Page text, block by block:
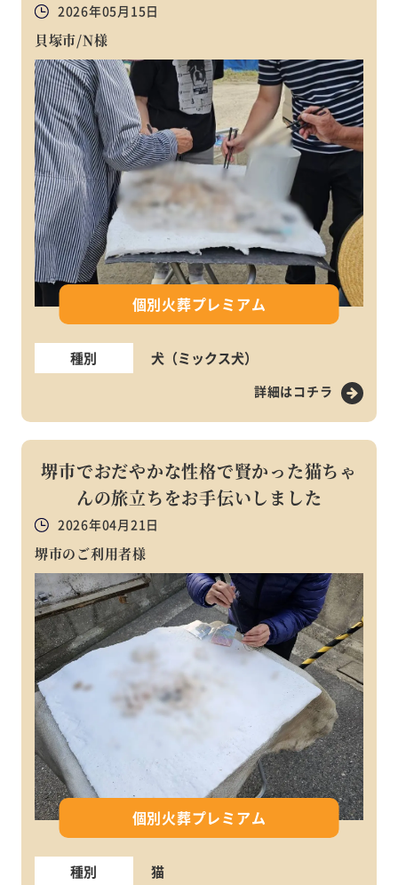
2026年05月15日
貝塚市/N様
個別火葬プレミアム
種別 犬（ミックス犬）
詳細はコチラ
堺市でおだやかな性格で賢かった猫ちゃ
んの旅立ちをお手伝いしました
2026年04月21日
堺市のご利用者様
個別火葬プレミアム
種別 猫